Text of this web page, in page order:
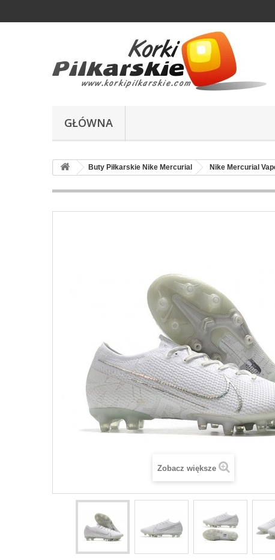
GŁÓWNA
Buty Piłkarskie Nike Mercurial Nike Mercurial
Zobacz większe